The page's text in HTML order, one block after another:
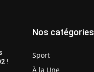
!
Nos catégories
Sport
À la Une